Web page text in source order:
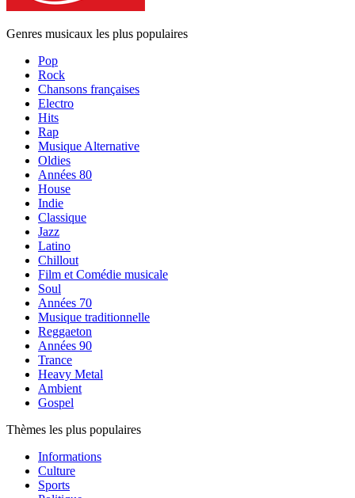
Genres musicaux les plus populaires
Pop
Rock
Chansons françaises
Electro
Hits
Rap
Musique Alternative
Oldies
Années 80
House
Indie
Classique
Jazz
Latino
Chillout
Film et Comédie musicale
Soul
Années 70
Musique traditionnelle
Reggaeton
Années 90
Trance
Heavy Metal
Ambient
Gospel
Thèmes les plus populaires
Informations
Culture
Sports